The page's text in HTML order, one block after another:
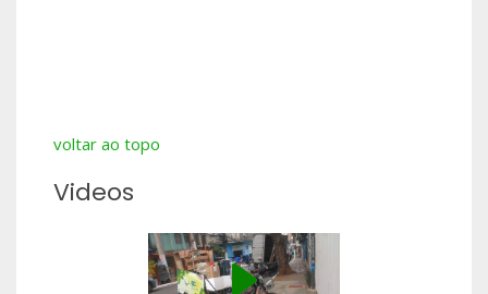
voltar ao topo
Videos